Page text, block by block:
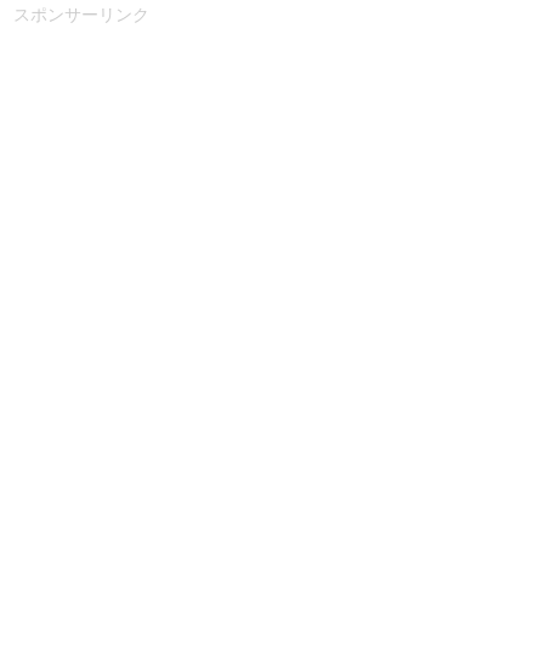
スポンサーリンク